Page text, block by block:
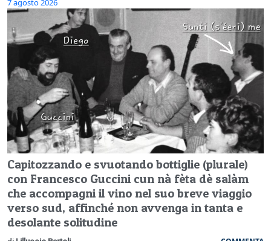
7 agosto 2026
Capitozzando e svuotando bottiglie (plurale)
con Francesco Guccini cun nà fèta dè salàm
che accompagni il vino nel suo breve viaggio
verso sud, affinché non avvenga in tanta e
desolante solitudine